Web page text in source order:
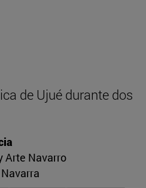
de Ujué durante dos
Arte Navarro